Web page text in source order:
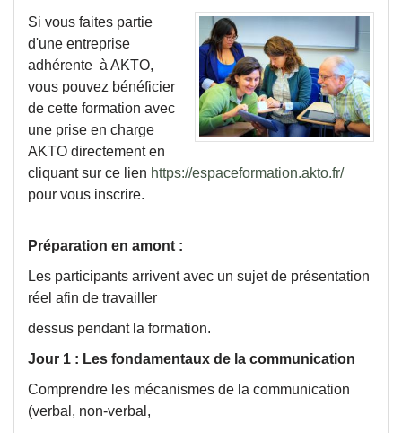
Si vous faites partie
d'une entreprise
adhérente à AKTO,
vous pouvez bénéficier
de cette formation avec
une prise en charge
AKTO directement en
cliquant sur ce lien https://espaceformation.akto.fr/
pour vous inscrire.
Préparation en amont :
Les participants arrivent avec un sujet de présentation
réel afin de travailler
dessus pendant la formation.
Jour 1 : Les fondamentaux de la communication
Comprendre les mécanismes de la communication
(verbal, non-verbal,